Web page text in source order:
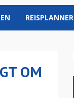
REISPLANNER
OM